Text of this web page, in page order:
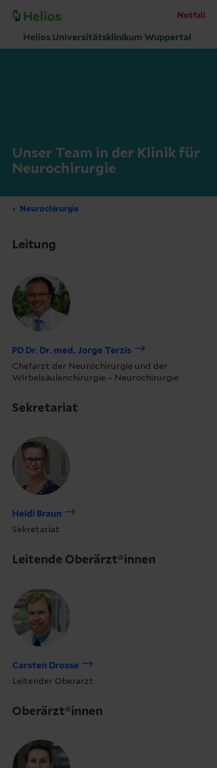
Notfall
Helios Universitätsklinikum Wuppertal
Unser Team in der Klinik für
Neurochirurgie
Neurochirurgie
Leitung
PD Dr. Dr. med. Jorge Terzis
Chefarzt der Neurochirurgie und der
Wirbelsäulenchirurgie – Neurochirurgie
Sekretariat
Heidi Braun
Sekretariat
Leitende Oberärzt*innen
Carsten Drosse
Leitender Oberarzt
Oberärzt*innen